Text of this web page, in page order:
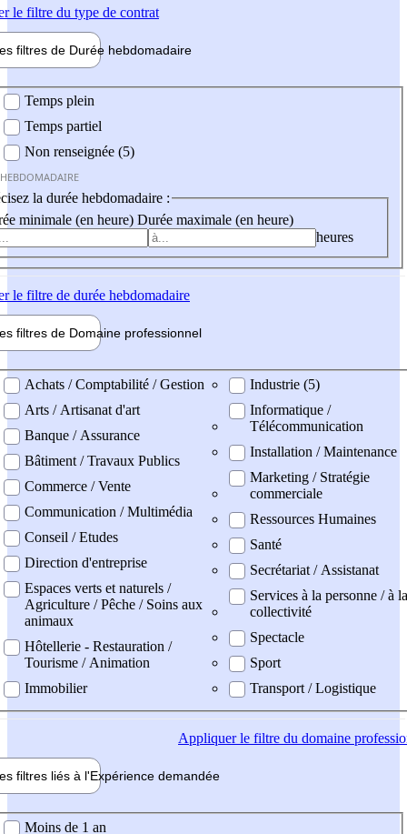
le filtre du type de contrat
filtres de Durée hebdomadaire
Temps plein
Temps partiel
Non renseignée (5)
la durée hebdomadaire :
minimale (en heure) Durée maximale (en heure)
heures
le filtre de durée hebdomadaire
filtres de Domaine professionnel
professionel
Achats / Comptabilité / Gestion
Arts / Artisanat d'art
Banque / Assurance
Bâtiment / Travaux Publics
Commerce / Vente
Communication / Multimédia
Conseil / Etudes
Direction d'entreprise
Espaces verts et naturels /
Agriculture / Pêche / Soins aux
animaux
Hôtellerie - Restauration /
Tourisme / Animation
Immobilier
Industrie (5)
Informatique /
Télécommunication
Installation / Maintenance
Marketing / Stratégie
commerciale
Ressources Humaines
Santé
Secrétariat / Assistanat
Services à la personne / à la
collectivité
Spectacle
Sport
Transport / Logistique
Appliquerle filtre du domaine
filtres liés à l'Expérience demandée
demandée
Moins de 1 an